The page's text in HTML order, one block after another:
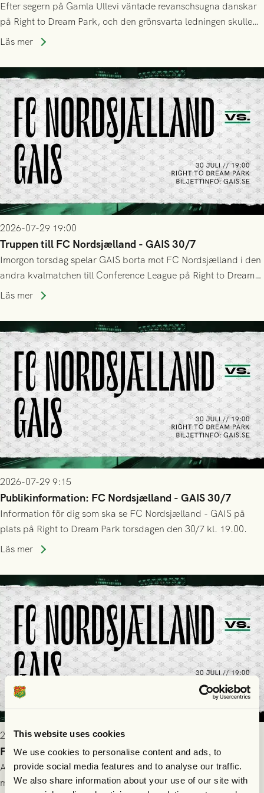
This website uses cookies
We use cookies to personalise content and ads, to
provide social media features and to analyse our traffic.
We also share information about your use of our site with
Efter segern på Gamla Ullevi väntade revanschsugna danskar
på Right to Dream Park, och den grönsvarta ledningen skulle
upphöra efter mindre än kvarten spelad. På lika mark visade
tennissiffror och det grönsvarta europaäventyret tog slut.
Läs mer
2026-07-29 19:00
Truppen till FC Nordsjælland - GAIS 30/7
Imorgon torsdag spelar GAIS borta mot FC Nordsjælland i den
andra kvalmatchen till Conference League på Right to Dream
Park! Fredrik Holmberg och ledarstaben har tagit ut följande
Läs mer
2026-07-29 9:15
Publikinformation: FC Nordsjælland - GAIS 30/7
Information för dig som ska se FC Nordsjælland - GAIS på
plats på Right to Dream Park torsdagen den 30/7 kl. 19.00.
Läs mer
2026-07-28 17:36
FC Nordsjælland borta: Biljettuthämtning
All information om hur du byter ditt värdebevis mot
matchbiljett på plats i Danmark, samt vad som gäller för dig